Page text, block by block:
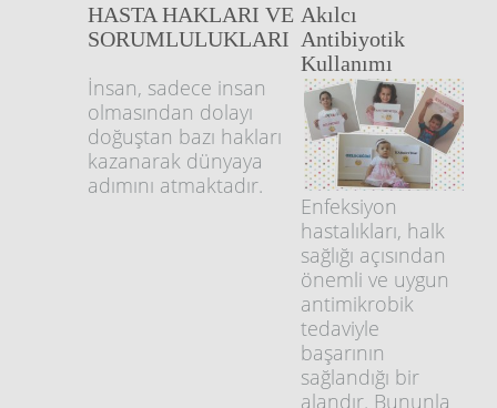
HASTA HAKLARI VE
SORUMLULUKLARI
Akılcı
Antibiyotik
Kullanımı
İnsan, sadece insan
olmasından dolayı
doğuştan bazı hakları
kazanarak dünyaya
adımını atmaktadır.
Enfeksiyon
hastalıkları, halk
sağlığı açısından
önemli ve uygun
antimikrobik
tedaviyle
başarının
sağlandığı bir
alandır. Bununla